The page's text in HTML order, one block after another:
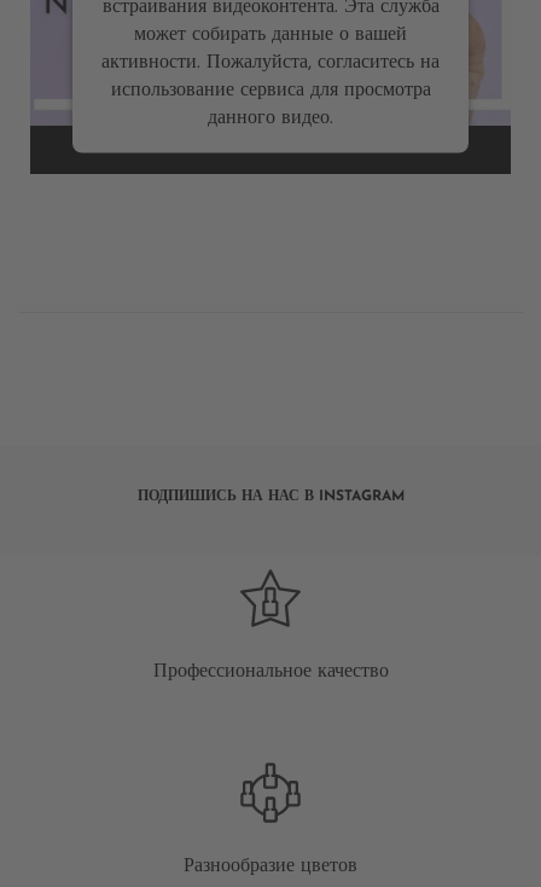
встраивания видеоконтента. Эта служба
может собирать данные о вашей
активности. Пожалуйста, согласитесь на
использование сервиса для просмотра
данного видео.
Дополнительная
ПОДПИШИСЬ НА НАС В INSTAGRAM
Профессиональное качество
Разнообразие цветов